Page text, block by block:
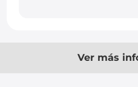
Ver más